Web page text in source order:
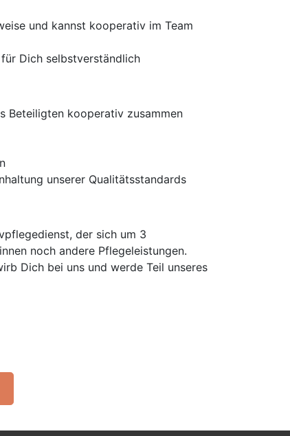
und kannst kooperativ im Team
Dich selbstverständlich
Beteiligten kooperativ zusammen
unserer Qualitätsstandards
der sich um 3
noch andere Pflegeleistungen.
Dich bei uns und werde Teil unseres